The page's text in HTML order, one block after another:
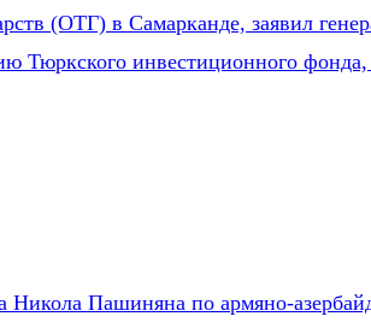
(ОТГ) в Самарканде, заявил
Тюркского инвестиционного фонда,
Пашиняна по армяно-